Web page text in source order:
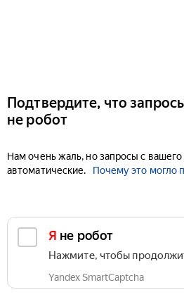
Подтвердите, что
не робот
Нам очень жаль, но запросы с
автоматические.
Почему это могло
Я не робот
Нажмите, чтобы
Yandex SmartCaptcha